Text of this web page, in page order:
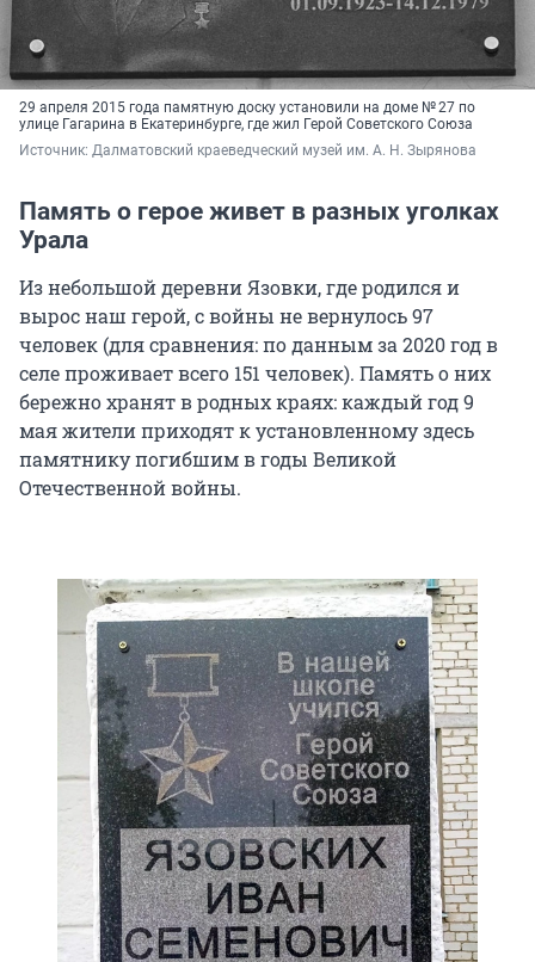
29 апреля 2015 года памятную доску установили на доме № 27 по
улице Гагарина в Екатеринбурге, где жил Герой Советского Союза
Источник: Далматовский краеведческий музей им. А. Н. Зырянова
Память о герое живет в разных уголках
Урала
Из небольшой деревни Язовки, где родился и
вырос наш герой, с войны не вернулось 97
человек (для сравнения: по данным за 2020 год в
селе проживает всего 151 человек). Память о них
бережно хранят в родных краях: каждый год 9
мая жители приходят к установленному здесь
памятнику погибшим в годы Великой
Отечественной войны.